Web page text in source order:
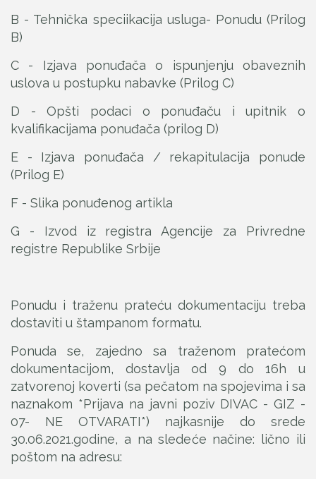
B - Tehnička speciikacija usluga- Ponudu (Prilog
B)
C - Izjava ponuđača o ispunjenju obaveznih
uslova u postupku nabavke (Prilog C)
D - Opšti podaci o ponuđaču i upitnik o
kvalifikacijama ponuđača (prilog D)
E - Izjava ponuđača / rekapitulacija ponude
(Prilog E)
F - Slika ponuđenog artikla
G - Izvod iz registra Agencije za Privredne
registre Republike Srbije
Ponudu i traženu prateću dokumentaciju treba
dostaviti u štampanom formatu.
Ponuda se, zajedno sa traženom pratećom
dokumentacijom, dostavlja od 9 do 16h u
zatvorenoj koverti (sa pečatom na spojevima i sa
naznakom *Prijava na javni poziv DIVAC - GIZ -
07- NE OTVARATI*) najkasnije do srede
30.06.2021.godine, a na sledeće načine: lično ili
poštom na adresu: